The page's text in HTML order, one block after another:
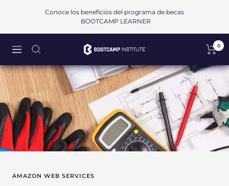
Conoce los beneficios del programa de becas
BOOTCAMP LEARNER
Navigación
Bootcamp
SAPI
de
CV
0
AMAZON WEB SERVICES